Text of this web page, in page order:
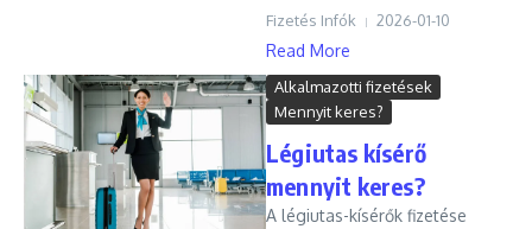
Fizetés Infók 2026-01-10
Read More
Alkalmazotti fizetések
Mennyit keres?
Légiutas kísérő
mennyit keres?
A légiutas-kísérők fizetése